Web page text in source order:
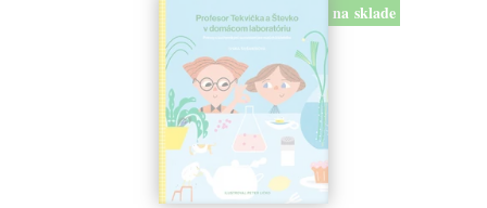
na sklade